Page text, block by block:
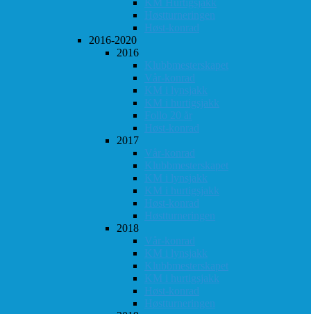
Høstturneringen
Høst-konrad
2016-2020
2016
Klubbmesterskapet
Vår-konrad
KM i lynsjakk
KM i hurtigsjakk
Follo 20 år
Høst-konrad
2017
Vår-konrad
Klubbmesterskapet
KM i lynsjakk
KM i hurtigsjakk
Høst-konrad
Høstturneringen
2018
Vår-konrad
KM i lynsjakk
Klubbmesterskapet
KM i hurtigsjakk
Høst-konrad
Høstturneringen